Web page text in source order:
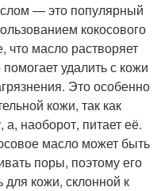
— это популярный
кокосового
масло растворяет
удалить с кожи
Это особенно
кожи, так как
наоборот, питает её.
масло может быть
поры, поэтому его
для кожи, склонной к